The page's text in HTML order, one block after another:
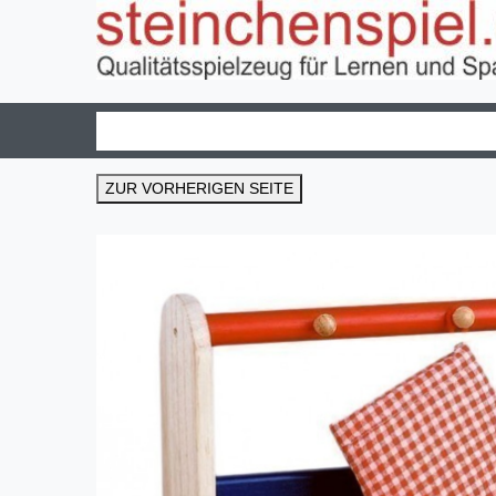
ZUR VORHERIGEN SEITE